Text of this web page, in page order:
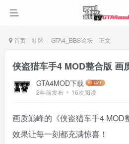
首页 社区 GTA4_BBS论坛 正文
侠盗猎车手4 MOD整合版 画
GTA4MOD下载
2年前发布 16次阅读
画质巅峰的《侠盗猎车手4 MOD
效果让每一刻都充满惊喜！